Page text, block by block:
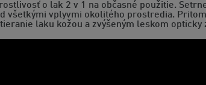
o lak 2 v 1 na občasné použitie.
všetkými vplyvmi okolitého prostredia.
laku kožou a zvýšeným leskom